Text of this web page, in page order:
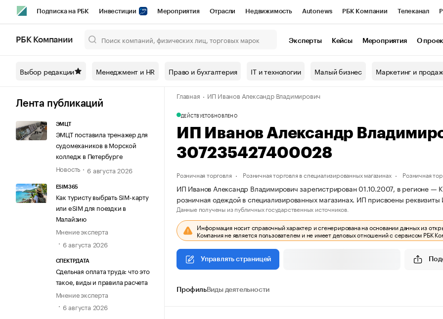
Подписка на РБК Инвестиции Мероприятия Отрасли Недвижимость Autonews РБК Компании Телеканал
Спецпроекты СПб Конференции СПб Спецпроекты Проверка контрагентов
Технологии и медиа Рынок наличной валюты
РБК Компании Эксперты Кейсы Мероприятия О
Выбор редакции Менеджмент и HR Право и бухгалтерия IT и технологии Малый бизнес Маркетинг и
Лента публикаций
ЭМЦТ
ЭМЦТ поставила тренажер для
судомехаников в Морской
колледж в Петербурге
Новость
6 августа 2026
ESIM365
Как туристу выбрать SIM-карту
или eSIM для поездки в
Малайзию
Мнение эксперта
6 августа 2026
СПЕКТРДАТА
Сдельная оплата труда: что это
такое, виды и правила расчета
Мнение эксперта
6 августа 2026
Главная ИП Иванов Александр Владимирович
ДЕЙСТВУЕТОБНОВЛЕНО
ИП Иванов Александр
307235427400028
Розничная торговля Розничная торговля в специализированных магазинах Розничная
ИП Иванов Александр Владимирович зарегистрирован 01.10.2007, в регионе —
розничная одеждой в специализированных магазинах. ИП присвоены
Данные получены из публичных государственных источников.
Информация носит справочный характер и сгенерирована на основании данных из
Компания не является пользователем и не имеет деловых отношений с сервисом РБК
Управлять страницей
ПрофильВиды деятельности